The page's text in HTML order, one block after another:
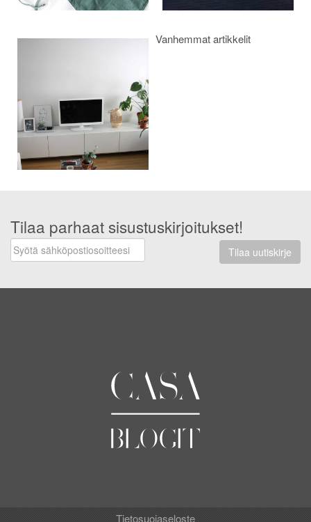
Vanhemmat artikkelit
Tilaa parhaat sisustuskirjoitukset!
Tilaa uutiskirje
Tietosuojaseloste